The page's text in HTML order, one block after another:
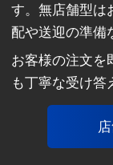
す。無店舗型は
配や送迎の準備
お客様の注文を
も丁寧な受け答